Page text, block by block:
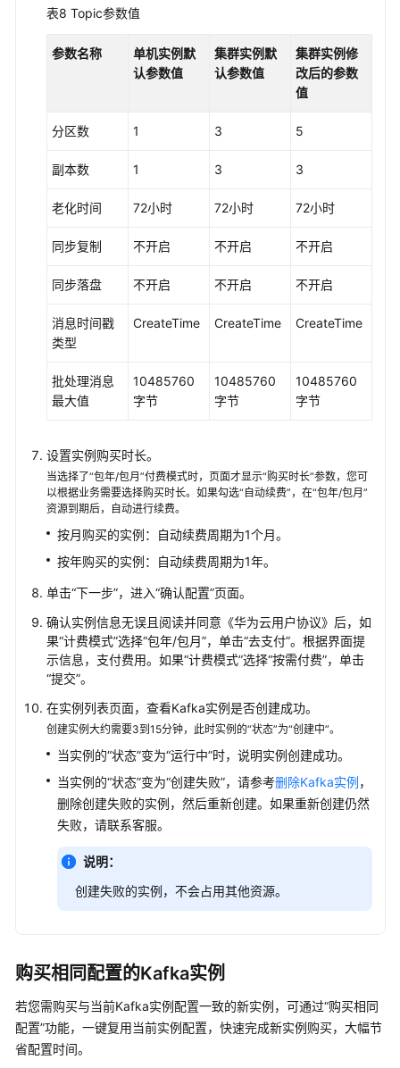
表8 Topic参数值
参数名称
单机实例默
认参数值
集群实例默
认参数值
集群实例修
改后的参数
值
分区数 1 3 5
副本数 1 3 3
老化时间 72小时 72小时 72小时
同步复制 不开启 不开启 不开启
同步落盘 不开启 不开启 不开启
消息时间戳
类型
CreateTime CreateTime CreateTime
批处理消息
最大值
10485760
字节
10485760
字节
10485760
字节
设置实例购买时长。
当选择了“包年/包月”付费模式时，页面才显示“购买时长”参数，您可
以根据业务需要选择购买时长。如果勾选“自动续费”，在“包年/包月”
资源到期后，自动进行续费。
按月购买的实例：自动续费周期为1个月。
按年购买的实例：自动续费周期为1年。
单击“下一步”，进入“确认配置”页面。
确认实例信息无误且阅读并同意《华为云用户协议》后，如
果“计费模式”选择“包年/包月”，单击“去支付”。根据界面提
示信息，支付费用。如果“计费模式”选择“按需付费”，单击
“提交”。
在实例列表页面，查看Kafka实例是否创建成功。
创建实例大约需要3到15分钟，此时实例的“状态”为“创建中”。
当实例的“状态”变为“运行中”时，说明实例创建成功。
当实例的“状态”变为“创建失败”，请参考删除Kafka实例，
删除创建失败的实例，然后重新创建。如果重新创建仍然
失败，请联系客服。
说明：
创建失败的实例，不会占用其他资源。
购买相同配置的Kafka实例
若您需购买与当前Kafka实例配置一致的新实例，可通过“购买相同
配置”功能，一键复用当前实例配置，快速完成新实例购买，大幅节
省配置时间。